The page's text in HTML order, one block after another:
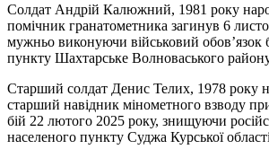
Солдат Андрій Калюжний, 1981 року
помічник гранатометника загинув 6
мужньо виконуючи військовий обов’язок
пункту Шахтарське Волноваського
Старший солдат Денис Телих, 1978 року
старший навідник мінометного взводу
бій 22 лютого 2025 року, знищуючи
населеного пункту Суджа Курської